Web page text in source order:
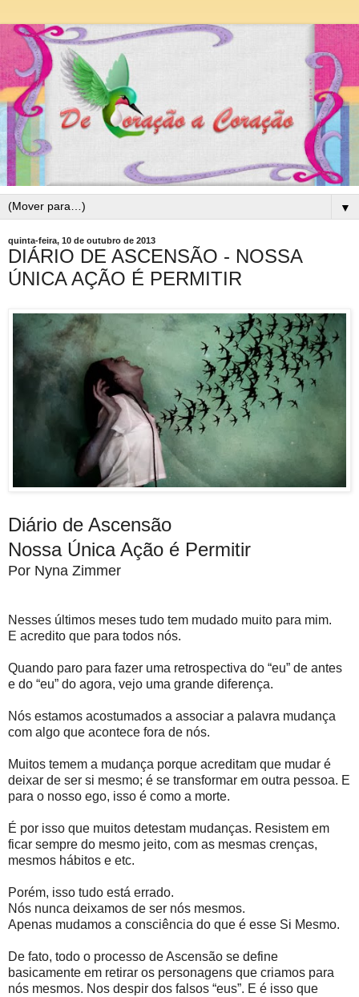
▼
quinta-feira, 10 de outubro de 2013
DIÁRIO DE ASCENSÃO - NOSSA
ÚNICA AÇÃO É PERMITIR
Diário de Ascensão
Nossa Única Ação é Permitir
Por Nyna Zimmer
Nesses últimos meses tudo tem mudado muito para mim.
E acredito que para todos nós.
Quando paro para fazer uma retrospectiva do “eu” de antes
e do “eu” do agora, vejo uma grande diferença.
Nós estamos acostumados a associar a palavra mudança
com algo que acontece fora de nós.
Muitos temem a mudança porque acreditam que mudar é
deixar de ser si mesmo; é se transformar em outra pessoa. E
para o nosso ego, isso é como a morte.
É por isso que muitos detestam mudanças. Resistem em
ficar sempre do mesmo jeito, com as mesmas crenças,
mesmos hábitos e etc.
Porém, isso tudo está errado.
Nós nunca deixamos de ser nós mesmos.
Apenas mudamos a consciência do que é esse Si Mesmo.
De fato, todo o processo de Ascensão se define
basicamente em retirar os personagens que criamos para
nós mesmos. Nos despir dos falsos “eus”. E é isso que